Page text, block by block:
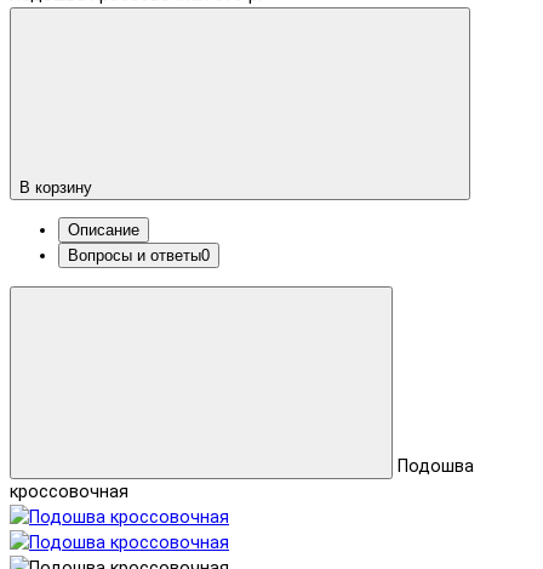
В корзину
Описание
Вопросы и ответы0
Подошва
кроссовочная